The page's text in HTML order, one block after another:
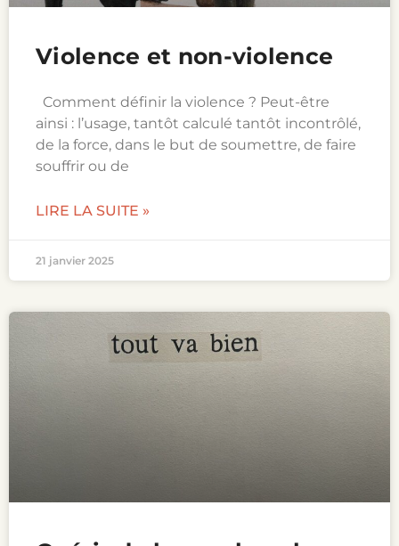
Violence et non-violence
Comment définir la violence ? Peut-être
ainsi : l’usage, tantôt calculé tantôt incontrôlé,
de la force, dans le but de soumettre, de faire
souffrir ou de
LIRE LA SUITE »
21 janvier 2025